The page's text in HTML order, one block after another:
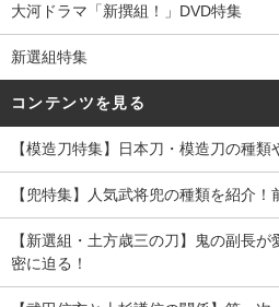
大河ドラマ「新撰組！」DVD特集
新選組特集
コンテンツを見る
【模造刀特集】日本刀・模造刀の種類
【兜特集】人気武将兜の種類を紹介
【新選組・土方歳三の刀】鬼の副長
密に迫る！